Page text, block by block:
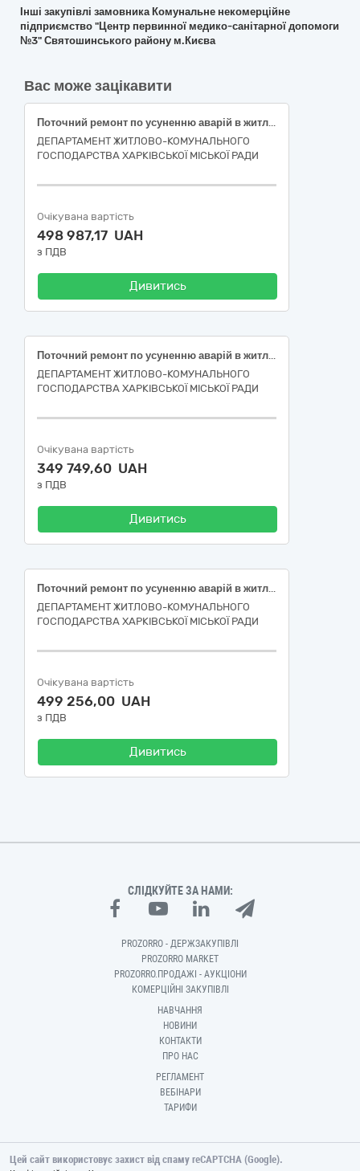
Інші закупівлі замовника Комунальне некомерційне
підприємство "Центр первинної медико-санітарної допомоги
№3" Святошинського району м.Києва
Вас може зацікавити
Поточний ремонт по усуненню аварій в житловому фонді багатоквартирного будинку ТОВ "ЖИЛСЕРВІС" за адресою: вулиця Свинаренка Петра, 20, місто Харків (код ДК 021:2015-45260000-7 Покрівельні роботи та інші спеціалізовані будівельні роботи)
ДЕПАРТАМЕНТ ЖИТЛОВО-КОМУНАЛЬНОГО
ГОСПОДАРСТВА ХАРКІВСЬКОЇ МІСЬКОЇ РАДИ
Очікувана вартість
498 987,17 UAH
з ПДВ
Дивитись
Поточний ремонт по усуненню аварій в житловому фонді багатоквартирного будинку ЖК "МОЛОДІЖНИЙ" за адресою: вулиця Миру, 56, місто Харків (код ДК 021:2015-45260000-7 Покрівельні роботи та інші спеціалізовані будівельні роботи)
ДЕПАРТАМЕНТ ЖИТЛОВО-КОМУНАЛЬНОГО
ГОСПОДАРСТВА ХАРКІВСЬКОЇ МІСЬКОЇ РАДИ
Очікувана вартість
349 749,60 UAH
з ПДВ
Дивитись
Поточний ремонт по усуненню аварій в житловому фонді багатоквартирного будинку ТОВ "ЖИЛСЕРВІС" за адресою: вулиця Свинаренка Петра, 18, місто Харків (код ДК 021:2015-45260000-7 Покрівельні роботи та інші спеціалізовані будівельні роботи)
ДЕПАРТАМЕНТ ЖИТЛОВО-КОМУНАЛЬНОГО
ГОСПОДАРСТВА ХАРКІВСЬКОЇ МІСЬКОЇ РАДИ
Очікувана вартість
499 256,00 UAH
з ПДВ
Дивитись
СЛІДКУЙТЕ ЗА НАМИ:
PROZORRO - ДЕРЖЗАКУПІВЛІ
PROZORRO MARKET
PROZORRO.ПРОДАЖІ - АУКЦІОНИ
КОМЕРЦІЙНІ ЗАКУПІВЛІ
НАВЧАННЯ
НОВИНИ
КОНТАКТИ
ПРО НАС
РЕГЛАМЕНТ
ВЕБІНАРИ
ТАРИФИ
Цей сайт використовує захист від спаму reCAPTCHA (Google).